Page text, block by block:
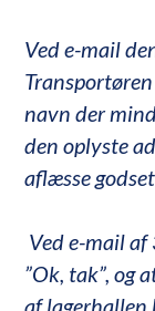
Ved e-mail
navn der
den oplyste
aflæsse
Ved e-mail
”Ok, tak”, og
af